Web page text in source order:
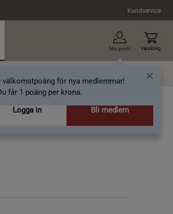
Kundservice
Min profil
välkomstpoäng för nya medlemmar!
får 1 poäng per krona.
Logga in
Bli medlem
Varukorg